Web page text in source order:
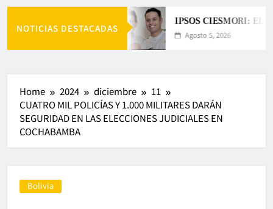
NOTICIAS DESTACADAS
IPSOS CIESMORI: EL
Agosto 5, 2026
Home 2024 diciembre
11
CUATRO MIL POLICÍAS Y 1.000 MILITARES DARÁN
SEGURIDAD EN LAS ELECCIONES JUDICIALES EN
COCHABAMBA
Bolivia